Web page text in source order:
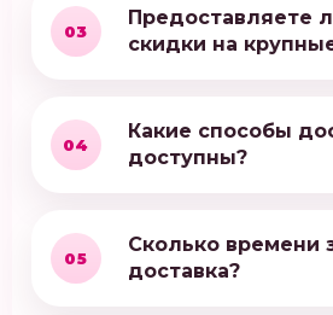
03
Предоставляете
скидки на
04
Какие способы
доступны?
05
Сколько времени
доставка?